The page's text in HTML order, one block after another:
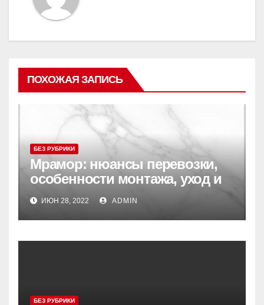
ПОХОЖАЯ ЗАПИСЬ
БЕЗ РУБРИКИ
Мрамор: нюансы перевозки,
особенности монтажа, уход и
реставрация
ИЮН 28, 2022 ADMIN
БЕЗ РУБРИКИ